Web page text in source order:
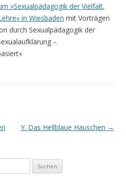
»Sexualpädagogik der Vielfalt.
in Wiesbaden mit Vorträgen
durch Sexualpädagogik der
–
Y. Das Hellblaue Häuschen →